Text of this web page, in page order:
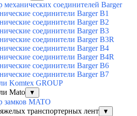
механических соединителей Barger
соединители Barger B1
соединители Barger B2
соединители Barger B3
соединители Barger B3R
соединители Barger B4
соединители Barger B4R
соединители Barger B6
соединители Barger B7
Komtex GROUP
Mato
▼
замков MATO
транспортерных лент
▼